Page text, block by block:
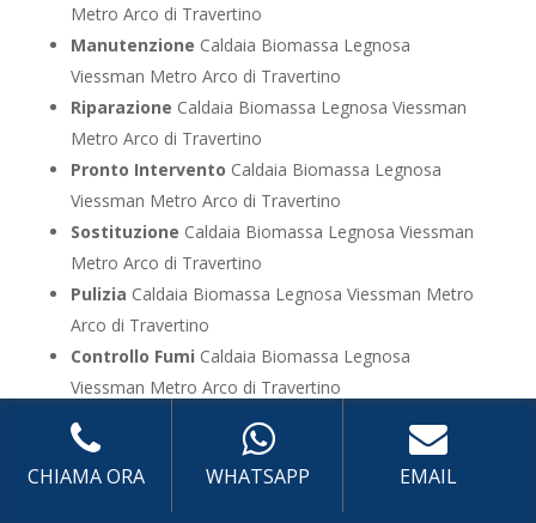
Metro Arco di Travertino
Manutenzione Caldaia Biomassa Legnosa
Viessman Metro Arco di Travertino
Riparazione Caldaia Biomassa Legnosa Viessman
Metro Arco di Travertino
Pronto Intervento Caldaia Biomassa Legnosa
Viessman Metro Arco di Travertino
Sostituzione Caldaia Biomassa Legnosa Viessman
Metro Arco di Travertino
Pulizia Caldaia Biomassa Legnosa Viessman Metro
Arco di Travertino
Controllo Fumi Caldaia Biomassa Legnosa
Viessman Metro Arco di Travertino
Bollino Blu
Caldaia Biomassa Legnosa Viessman
Metro Arco di Travertino
VenditaCaldaia Biomassa Legnosa Viessman
Metro Arco di Travertino
CHIAMA ORA WHATSAPP EMAIL